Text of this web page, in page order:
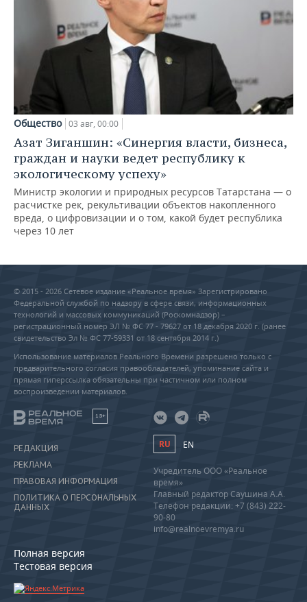
Общество 03 авг, 00:00
Азат Зиганшин: «Синергия власти, бизнеса,
граждан и науки ведет республику к
экологическому успеху»
Министр экологии и природных ресурсов Татарстана — о
расчистке рек, рекультивации объектов накопленного
вреда, о цифровизации и о том, какой будет республика
через 10 лет
© 2015 - 2026 Сетевое издание «Реальное время» Зарегистрировано
Федеральной службой по надзору в сфере связи, информационных
технологий и массовых коммуникаций (Роскомнадзор) –
регистрационный номер ЭЛ № ФС 77 - 79627 от 18 декабря 2020 г. (ранее
свидетельство Эл № ФС 77-59331 от 18 сентября 2014 г.)
Использование материалов Реального Времени разрешено только с
предварительного согласия правообладателей, упоминание сайта и
прямая гиперссылка обязательны при частичном или полном
воспроизведении материалов.
18+
РЕДАКЦИЯ
РЕКЛАМА
ПРАВОВАЯ ИНФОРМАЦИЯ
ПОЛИТИКА О ПЕРСОНАЛЬНЫХ
ДАННЫХ
Полная версия
Тестовая версия
RU EN
Учредитель ООО «Реальное
время»
Главный редактор Саушина А.А.
Телефон редакции: +7 (843) 222-
90-80
info@realnoevremya.ru